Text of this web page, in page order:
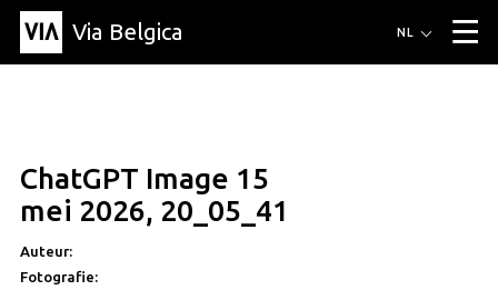
Via Belgica ▼
Artikel
Educatie
Recept
Vrienden
Over Via Belgica
NL
ChatGPT Image 15
mei 2026, 20_05_41
Auteur:
Fotografie: